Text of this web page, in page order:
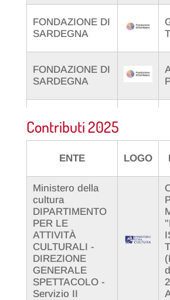
FONDAZIONE DI
SARDEGNA
FONDAZIONE DI
SARDEGNA
COMUNE DI
SANT'ANTIOCO
Contributi 2025
ENTE LOGO
Ministero della
cultura
DIPARTIMENTO
PER LE
ATTIVITÀ
CULTURALI -
DIREZIONE
GENERALE
SPETTACOLO -
Servizio II